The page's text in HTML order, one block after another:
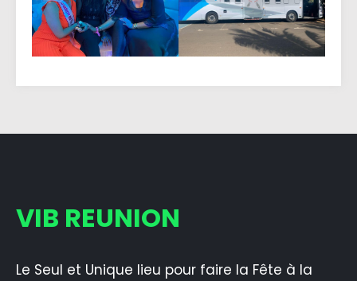
VIB REUNION
Le Seul et Unique lieu pour faire la Fête à la